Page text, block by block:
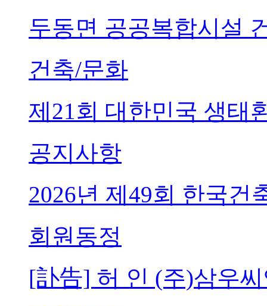
두동면 공공복합시설
건축/문화
제21회 대한민국 생태
공지사항
2026년 제49회 한국건
회원동정
[訃告] 허 인 (주)삼우